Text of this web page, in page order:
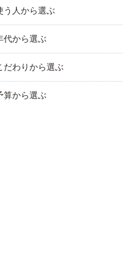
う人から選ぶ
代から選ぶ
だわりから選ぶ
算から選ぶ